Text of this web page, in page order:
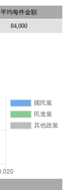
平均每件金額
84,000